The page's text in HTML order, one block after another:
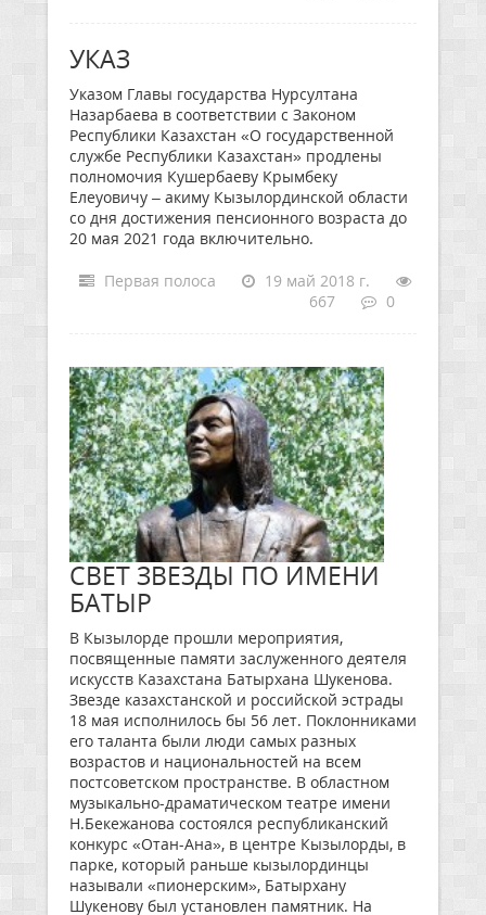
УКАЗ
Указом Главы государства Нурсултана
Назарбаева в соответствии с Законом
Республики Казахстан «О государственной
службе Республики Казахстан» продлены
полномочия Кушербаеву Крымбеку
Елеуовичу – акиму Кызылординской области
со дня достижения пенсионного возраста до
20 мая 2021 года включительно.
Первая полоса
19 май 2018 г.
667
0
СВЕТ ЗВЕЗДЫ ПО ИМЕНИ
БАТЫР
В Кызылорде прошли мероприятия,
посвященные памяти заслуженного деятеля
искусств Казахстана Батырхана Шукенова.
Звезде казахстанской и российской эстрады
18 мая исполнилось бы 56 лет. Поклонниками
его таланта были люди самых разных
возрастов и национальностей на всем
постсоветском пространстве. В областном
музыкально-драматическом театре имени
Н.Бекежанова состоялся республиканский
конкурс «Отан-Ана», в центре Кызылорды, в
парке, который раньше кызылординцы
называли «пионерским», Батырхану
Шукенову был установлен памятник. На